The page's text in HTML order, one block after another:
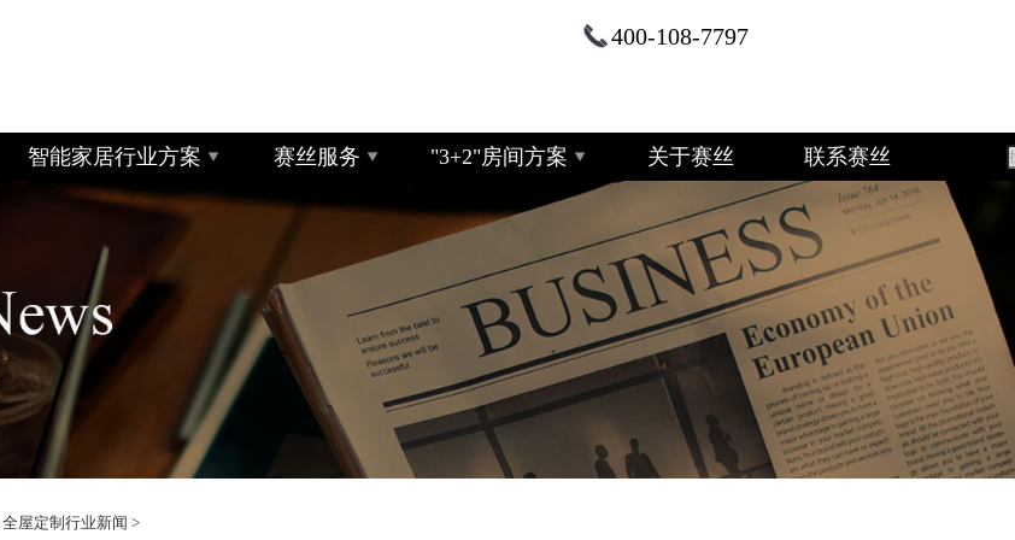
400-108-7797
智能家居行业方案 赛丝服务 "3+2"房间方案 关于赛丝 联系赛丝
全屋定制行业新闻 >